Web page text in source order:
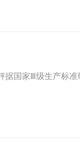
国家Ⅲ级生产标